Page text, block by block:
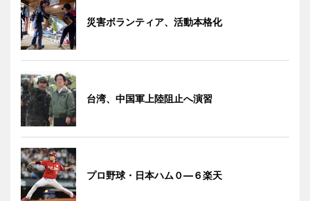
災害ボランティア、活動本格化
台湾、中国軍上陸阻止へ演習
プロ野球・日本ハム０―６楽天